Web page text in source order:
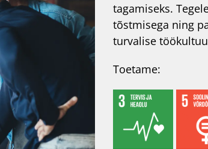
tagamiseks.
tõstmisega ning
turvalise
Toetame: